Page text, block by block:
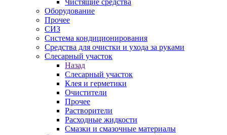
Чистящие средства
Оборудование
Прочее
СИЗ
Система кондиционирования
Средства для очистки и ухода за руками
Слесарный участок
Назад
Слесарный участок
Клея и герметики
Очистители
Прочее
Растворители
Расходные жидкости
Смазки и смазочные материалы